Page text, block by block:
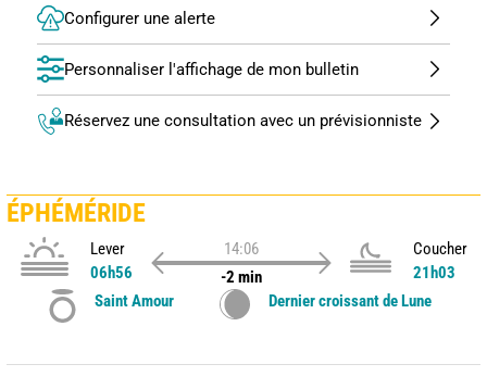
Configurer une alerte
Personnaliser l'affichage de mon bulletin
Réservez une consultation avec un prévisionniste
ÉPHÉMÉRIDE
Lever
06h56
14:06
-2 min
Coucher
21h03
Saint Amour
Dernier croissant de Lune